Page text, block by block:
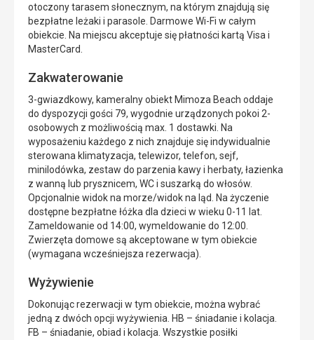
otoczony tarasem słonecznym, na którym znajdują się
bezpłatne leżaki i parasole. Darmowe Wi-Fi w całym
obiekcie. Na miejscu akceptuje się płatności kartą Visa i
MasterCard.
Zakwaterowanie
3-gwiazdkowy, kameralny obiekt Mimoza Beach oddaje
do dyspozycji gości 79, wygodnie urządzonych pokoi 2-
osobowych z możliwością max. 1 dostawki. Na
wyposażeniu każdego z nich znajduje się indywidualnie
sterowana klimatyzacja, telewizor, telefon, sejf,
minilodówka, zestaw do parzenia kawy i herbaty, łazienka
z wanną lub prysznicem, WC i suszarką do włosów.
Opcjonalnie widok na morze/widok na ląd. Na życzenie
dostępne bezpłatne łóżka dla dzieci w wieku 0-11 lat.
Zameldowanie od 14:00, wymeldowanie do 12:00.
Zwierzęta domowe są akceptowane w tym obiekcie
(wymagana wcześniejsza rezerwacja).
Wyżywienie
Dokonując rezerwacji w tym obiekcie, można wybrać
jedną z dwóch opcji wyżywienia. HB – śniadanie i kolacja.
FB – śniadanie, obiad i kolacja. Wszystkie posiłki